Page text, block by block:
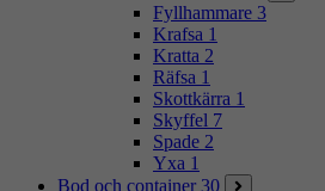
Fyllhammare 3
Krafsa 1
Kratta 2
Räfsa 1
Skottkärra 1
Skyffel 7
Spade 2
Yxa 1
Bod och container 30